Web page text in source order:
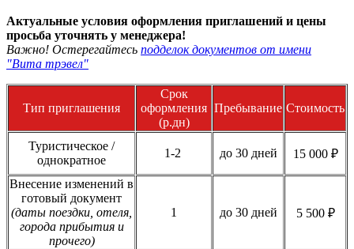
Актуальные условия оформления приглашений и цены
просьба уточнять у менеджера!
Важно! Остерегайтесь подделок документов от имени
"Вита трэвел"
Тип приглашения
Срок
оформления
(р.дн)
Пребывание Стоимость
Туристическое /
однократное
1-2 до 30 дней 15 000 ₽
Внесение изменений в
готовый документ
(даты поездки, отеля,
города прибытия и
прочего)
1 до 30 дней 5 500 ₽